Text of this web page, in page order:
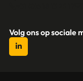
Volg ons op sociale